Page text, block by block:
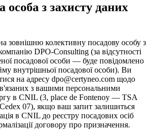
особа з захисту даних
зовнішню колективну посадову особу з
DPO-Consulting (за відсутності
посадової особи — буде повідомлено
внутрішньої посадової особи). Ви
на адресу dpo@certyneo.com щодо
з вашими персональними
в CNIL (3, place de Fontenoy — TSA
07), якщо ваш запит залишиться
в CNIL до реєстру посадових осіб
договору про призначення.